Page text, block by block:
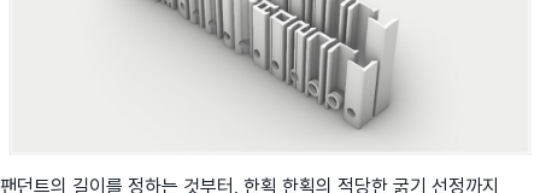
팬던트의 길이를 정하는 것부터, 한획 한획의 적당한 굵기 선정까지